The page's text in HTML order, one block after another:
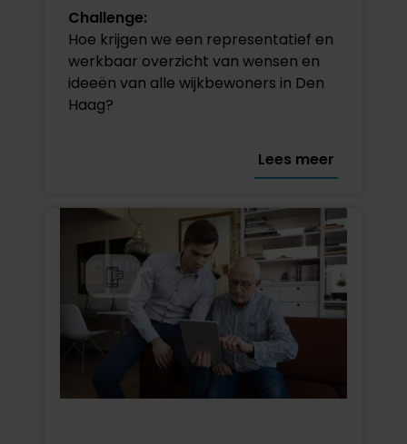
Challenge:
Hoe krijgen we een representatief en
werkbaar overzicht van wensen en
ideeën van alle wijkbewoners in Den
Haag?
Lees meer